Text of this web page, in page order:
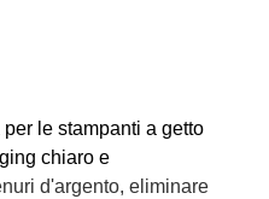
le stampanti a getto
chiaro e
d'argento, eliminare